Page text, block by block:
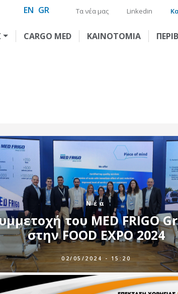
EN GR Τα νέα μας Linkedin
CARGO MED ΚΑΙΝΟΤΟΜΙΑ
Νέα
του MED FRIGO
στην FOOD EXPO 2024
02/05/2024 - 15:20